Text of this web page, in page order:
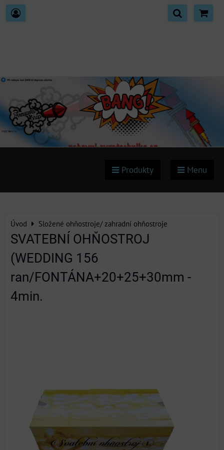
Produkty Menu
Úvod Složené ohňostroje/ zahradní ohňostroje
SVATEBNÍ OHŇOSTROJ
(WEDDING 156
ran/FONTÁNA+20+25+30mm -
4min.